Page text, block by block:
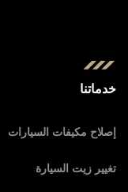
خدماتنا
إصلاح مكيفات السيارات
تغيير زيت السيارة